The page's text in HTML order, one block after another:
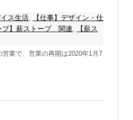
ス生活,
【仕事】デザイン・仕
ブ】薪ストーブ 関連
【薪ス
業で、営業の再開は2020年1月7